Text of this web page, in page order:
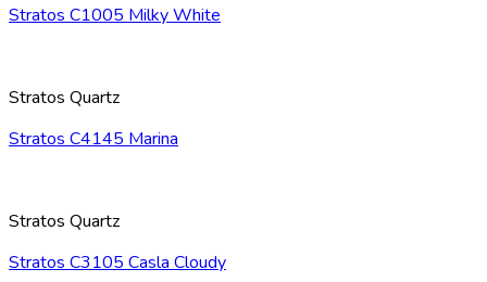
Stratos C1005 Milky White
Stratos Quartz
Stratos C4145 Marina
Stratos Quartz
Stratos C3105 Casla Cloudy